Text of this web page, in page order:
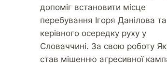
допоміг встановити місце
перебування Ігоря Данілова та
керівного осередку руху у
Словаччині. За свою роботу
став мішенню агресивної